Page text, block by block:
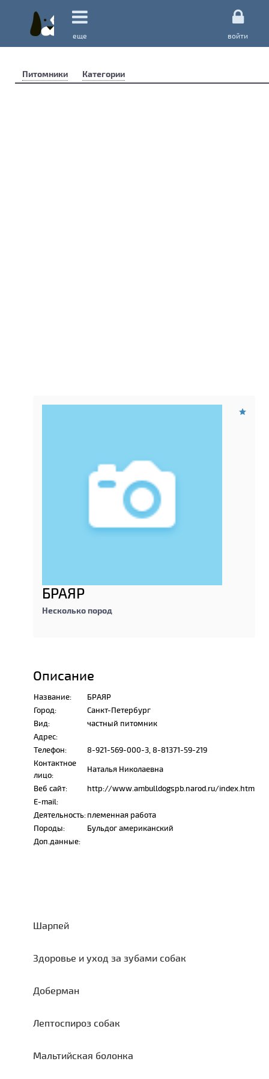
еще войти
Питомники Категории
БРАЯР
Несколько пород
Описание
Название:
БРАЯР
Город:
Санкт-Петербург
Вид:
частный питомник
Адрес:
Телефон:
8-921-569-000-3, 8-81371-59-219
Контактное
лицо:
Наталья Николаевна
Веб сайт:
http://www.ambulldogspb.narod.ru/index.htm
E-mail:
Деятельность:племенная работа
Породы:
Бульдог американский
Доп.данные:
Шарпей
Здоровье и уход за зубами собак
Доберман
Лептоспироз собак
Мальтийская болонка